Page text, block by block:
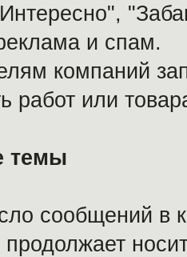
и спам.
компаний
работ или
темы
сообщений в
продолжает